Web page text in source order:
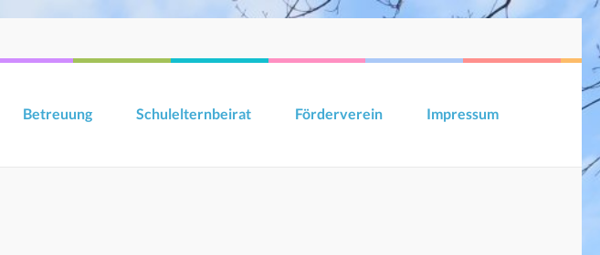
Betreuung Schulelternbeirat Förderverein Impressum